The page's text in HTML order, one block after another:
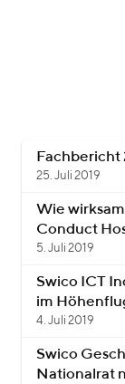
25. Juli 2019
Fachbericht
5. Juli 2019
Wie
Conduct
4. Juli 2019
Swico ICT
im
Swico
Nationalrat